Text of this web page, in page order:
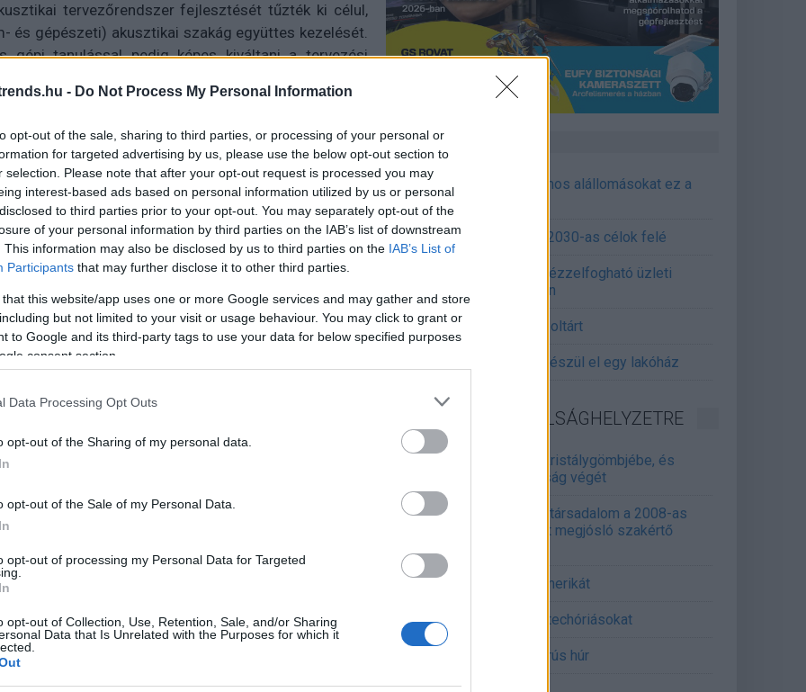
- Do Not Process My Personal Information
opt-out of the sale, sharing to third parties, or processing of your personal or
for targeted advertising by us, please use the below opt-out section to
selection. Please note that after your opt-out request is processed you may
interest-based ads based on personal information utilized by us or personal
to third parties prior to your opt-out. You may separately opt-out of the
of your personal information by third parties on the IAB’s list of downstream
This information may also be disclosed by us to third parties on the IAB’s List of
Participants that may further disclose it to other third parties.
that this website/app uses one or more Google services and may gather and store
but not limited to your visit or usage behaviour. You may click to grant or
to Google and its third-party tags to use your data for below specified purposes
consent section.
Data Processing Opt Outs
opt-out of the Sharing of my personal data.
opt-out of the Sale of my Personal Data.
opt-out of processing my Personal Data for Targeted
opt-out of Collection, Use, Retention, Sale, and/or Sharing
Data that Is Unrelated with the Purposes for which it
tervezőrendszer fejlesztését tűzték ki célul,
és gépészeti) akusztikai szakág együttes kezelését.
gépi tanulással pedig képes kiváltani a tervezési
projekt idén június 1-jével sikeresen lezárult, és
első verziója, amelyet a közeljövőben széles
akusztikai tervezésre.
és már több mint 155 országban vannak ügyfelei. Az
helyet foglal el a tervezés, tanácsadás. Mérnöki
és hardverfejlesztés, a jelfeldolgozás, a kül- és
szimulációk, valamint a stúdiótechnikai
Műszaki Fejlesztő Kft. nettó árbevétele 2022-ben
millió forintot tett ki. A cég tavaly 17,9 millió forint
az adózott eredménye.
fejlesztő kft.
CÉGINFÓ HÍREK
Időzavaroktól védi a villamos alállomásokat ez a
megoldás
Siemens - Lendületben a 2030-as célok felé
Beépített AI-ügynökök a kézzelfogható üzleti
eredmények szolgálatában
Digitalizálják a Pergamon-oltárt
A gyár, ahol 45 perc alatt készül el egy lakóház
INFORMATIKA VÁLSÁGHELYZETRE
A Samsung belenézett a kristálygömbjébe, és
megjósolta a memóriaválság végét
Hamarosan összeomlik a társadalom a 2008-as
válságot és a világjárványt megjósló szakértő
Irán mémekkel támadja Amerikát
Irán célkeresztbe vette a techóriásokat
Ismét feszül a hidegháborús húr